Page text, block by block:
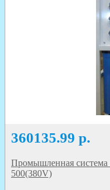
360135.99 р.
Промышленная система
500(380V)